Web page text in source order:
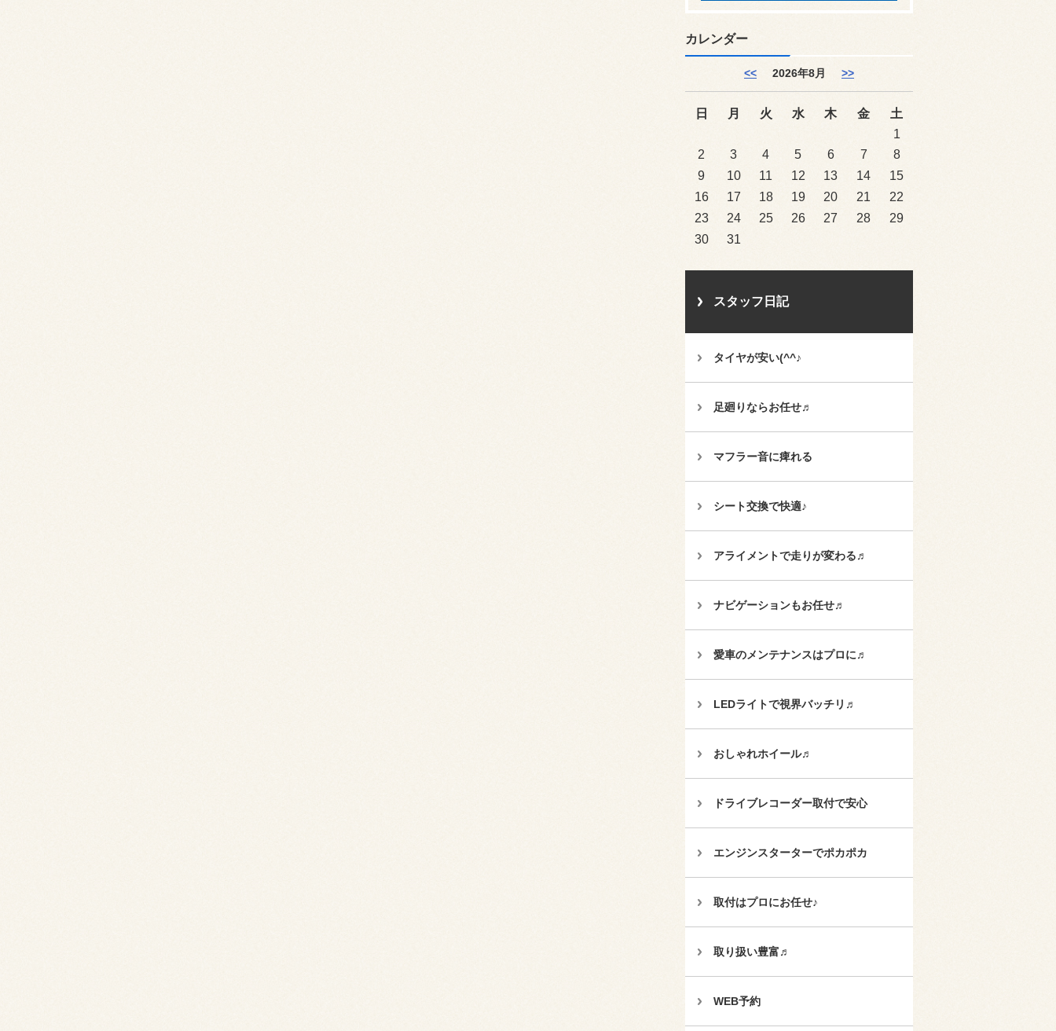
カレンダー
<< 2026年8月 >>
日 月 火 水 木 金
土
1
2
3 4 5 6 7
8
9
10 11 12 13 14
15
16
17 18 19 20 21
22
23
24 25 26 27 28
29
30
31
スタッフ日記
タイヤが安い(^^♪
足廻りならお任せ♬
マフラー音に痺れる
シート交換で快適♪
アライメントで走りが変わる♬
ナビゲーションもお任せ♬
愛車のメンテナンスはプロに♬
LEDライトで視界バッチリ♬
おしゃれホイール♬
ドライブレコーダー取付で安心
エンジンスターターでポカポカ
取付はプロにお任せ♪
取り扱い豊富♬
WEB予約